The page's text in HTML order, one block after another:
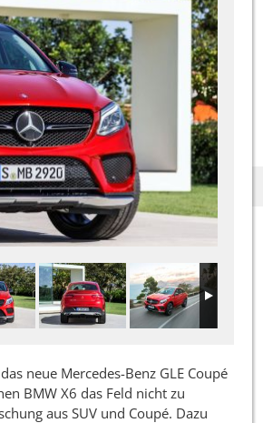
neue Mercedes-Benz GLE Coupé
BMW X6 das Feld nicht zu
aus SUV und Coupé. Dazu